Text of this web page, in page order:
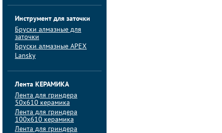
Инструмент для заточки
Бруски алмазные для
заточки
Бруски алмазные APEX
Lansky
Лента КЕРАМИКА
Лента для гриндера
50х610 керамика
Лента для гриндера
100х610 керамика
Лента для гриндера